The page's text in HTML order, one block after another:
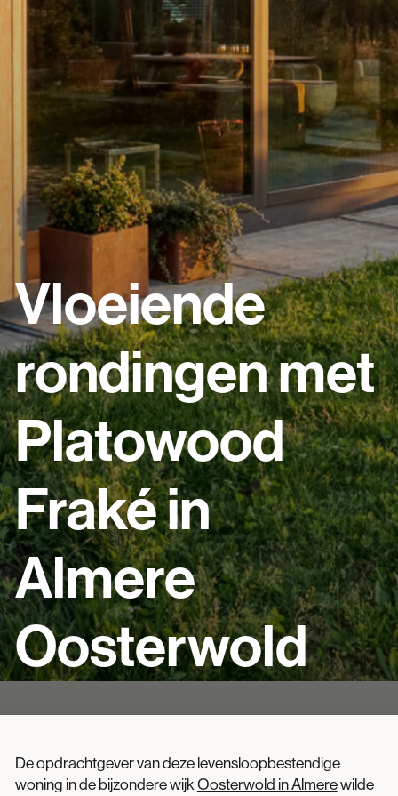
Vloeiende
rondingen met
Platowood
Fraké in
Almere
Oosterwold
De opdrachtgever van deze levensloopbestendige
woning in de bijzondere wijkOosterwold in Almerewilde